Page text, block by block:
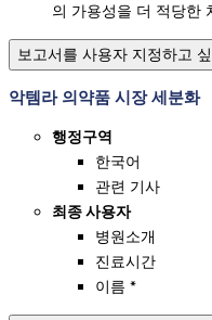
의 가용성을 더 적당한
보고서를 사용자 지정하고
악템라 의약품 시장 세분화
행정구역
한국어
관련 기사
최종 사용자
병원소개
진료시간
이름 *